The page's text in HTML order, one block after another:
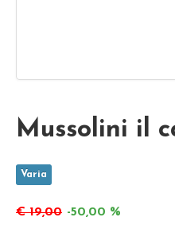
Mussolini il
Varia
€ 19,00 -50,00 %